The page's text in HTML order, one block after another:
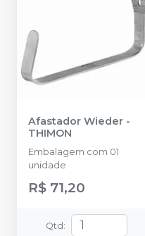
Afastador Wieder -
THIMON
Embalagem com 01
unidade
R$ 71,20
Qtd :